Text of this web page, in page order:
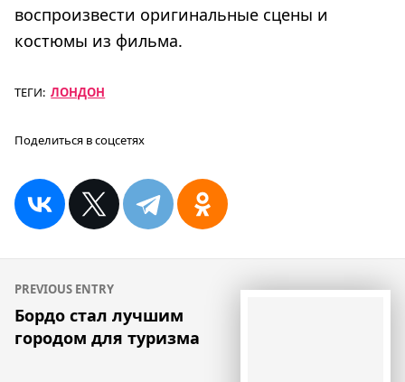
воспроизвести оригинальные сцены и
костюмы из фильма.
ТЕГИ: ЛОНДОН
Поделиться в соцсетях
Навигация
по
записям
PREVIOUS ENTRY
Бордо стал лучшим
городом для туризма